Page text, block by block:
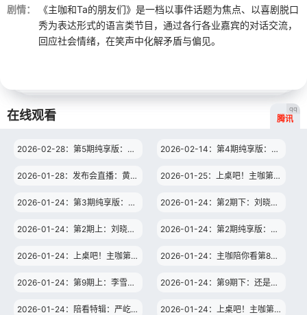
剧情：
《主咖和Ta的朋友们》是一档以事件话题为焦点、以喜剧脱口
秀为表达形式的语言类节目，通过各行各业嘉宾的对话交流，
回应社会情绪，在笑声中化解矛盾与偏见。
在线观看 腾讯
qq
2026-02-28：第5期纯享版：范志毅调侃唐国强跳扫腿舞 2026-02-14：第4期纯享版：张萌聊加杨幂微信社死经历
2026-01-28：发布会直播：黄圣依连线金莎曝备婚进展 2026-01-25：上桌吧！主咖第1期：黄子韬没给哈哈曹的链子热狗给了！
2026-01-24：第3期纯享版：颜安曝张兴朝作品灵感来源 2026-01-24：第2期下：刘晓庆写书法，大女主发言全场鼓掌！
2026-01-24：第2期上：刘晓庆驾到！短剧霸总掏结婚证“护妻” 2026-01-24：第2期纯享版：赵樱子“迪幂孟扎”喜提轮番吐槽
2026-01-24：上桌吧！主咖第8期：希林爆料春晚魔术“真不是演的” 2026-01-24：主咖陪你看第8期：希林娜依高揭秘春晚魔术幕后
2026-01-24：第9期上：李雪琴回归，严屹宽揭“逐玉魏严”身份 2026-01-24：第9期下：还是老味道~李雪琴超狠开呛全员！
2026-01-24：陪看特辑：严屹宽曝“谢征\ 2026-01-24：上桌吧！主咖第9期：徐艺真把徐志胜错认成宋木子